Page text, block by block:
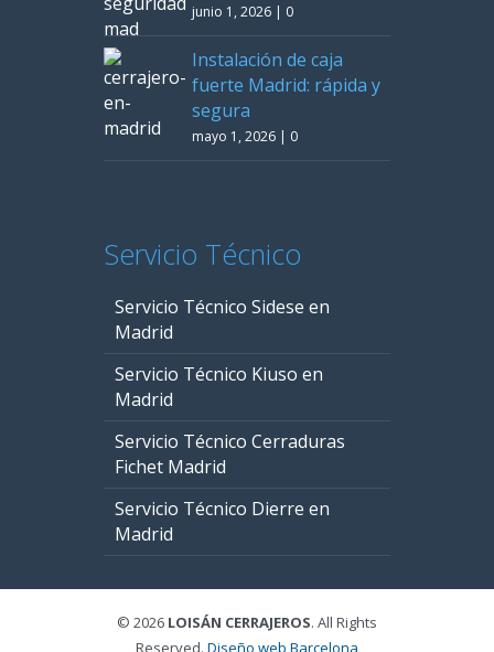
junio 1, 2026 | 0
Instalación de caja
fuerte Madrid: rápida y
segura
mayo 1, 2026 | 0
Servicio Técnico
Servicio Técnico Sidese en
Madrid
Servicio Técnico Kiuso en
Madrid
Servicio Técnico Cerraduras
Fichet Madrid
Servicio Técnico Dierre en
Madrid
© 2026 LOISÁN CERRAJEROS. All Rights
Reserved. Diseño web Barcelona